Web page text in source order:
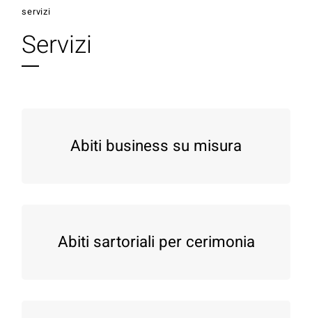
servizi
Servizi
Abiti business su misura
Abiti sartoriali per cerimonia